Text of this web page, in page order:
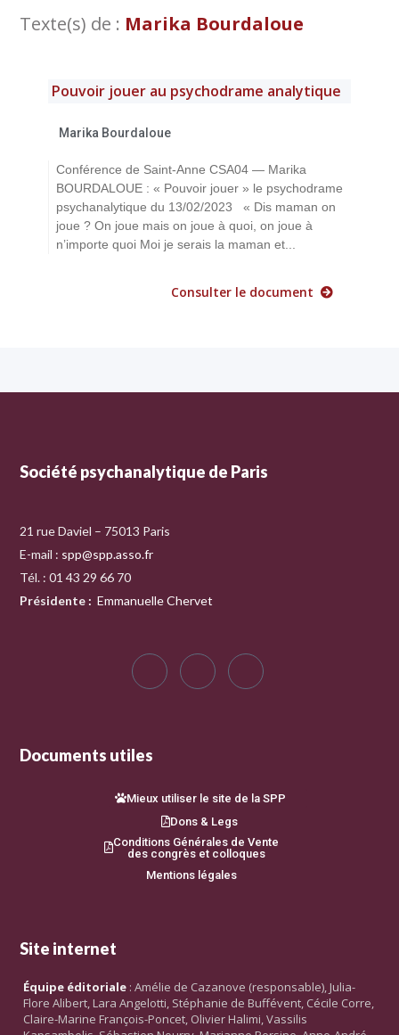
Texte(s) de : Marika Bourdaloue
Pouvoir jouer au psychodrame analytique
Marika Bourdaloue
Conférence de Saint-Anne CSA04 — Marika
BOURDALOUE : « Pouvoir jouer » le psychodrame
psychanalytique du 13/02/2023 « Dis maman on
joue ? On joue mais on joue à quoi, on joue à
n’importe quoi Moi je serais la maman et...
Consulter le document
Société psychanalytique de Paris
21 rue Daviel – 75013 Paris
E-mail : spp@spp.asso.fr
Tél. : 01 43 29 66 70
Présidente : Emmanuelle Chervet
Documents utiles
Mieux utiliser le site de la SPP
Dons & Legs
Conditions Générales de Vente
des congrès et colloques
Mentions légales
Site internet
Équipe éditoriale : Amélie de Cazanove (responsable), Julia-
Flore Alibert, Lara Angelotti, Stéphanie de Buffévent, Cécile Corre,
Claire-Marine François-Poncet, Olivier Halimi, Vassilis